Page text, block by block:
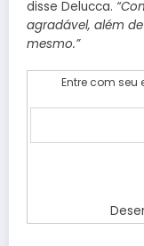
disse Delucca.
agradável, além
mesmo.”
Entre com